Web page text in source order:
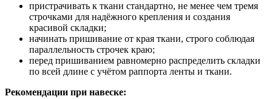
пристрачивать к ткани стандартно, не менее чем тремя
строчками для надёжного крепления и создания
красивой складки;
начинать пришивание от края ткани, строго соблюдая
параллельность строчек краю;
перед пришиванием равномерно распределить складки
по всей длине с учётом раппорта ленты и ткани.
Рекомендации при навеске: